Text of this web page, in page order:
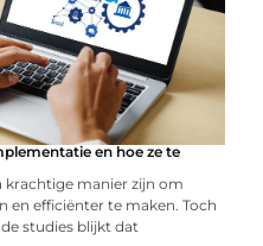
en hoe ze te
krachtige manier zijn om
en efficiënter te maken. Toch
studies blijkt dat